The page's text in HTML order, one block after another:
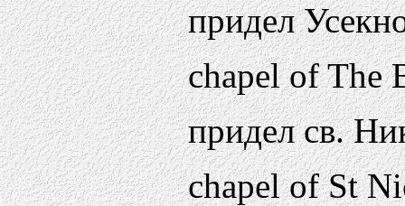
придел
chapel of The
придел св.
chapel of St